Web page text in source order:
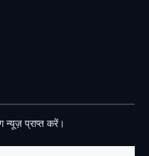
न्यूज़ प्राप्त करें।